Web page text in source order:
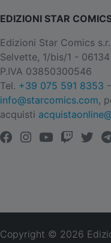
EDIZIONI STAR
Edizioni Star Comics
Selvette, 1/bis/1 -
P.IVA 03850300546
Tel. +39 075 591 8353
info@starcomics.com,
acquisti
Copyright © 2026